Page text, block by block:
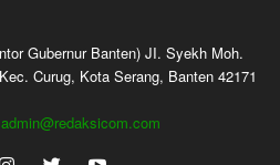
Gubernur Banten) JI. Syekh Moh.
Curug, Kota Serang, Banten 42171
admin@redaksicom.com